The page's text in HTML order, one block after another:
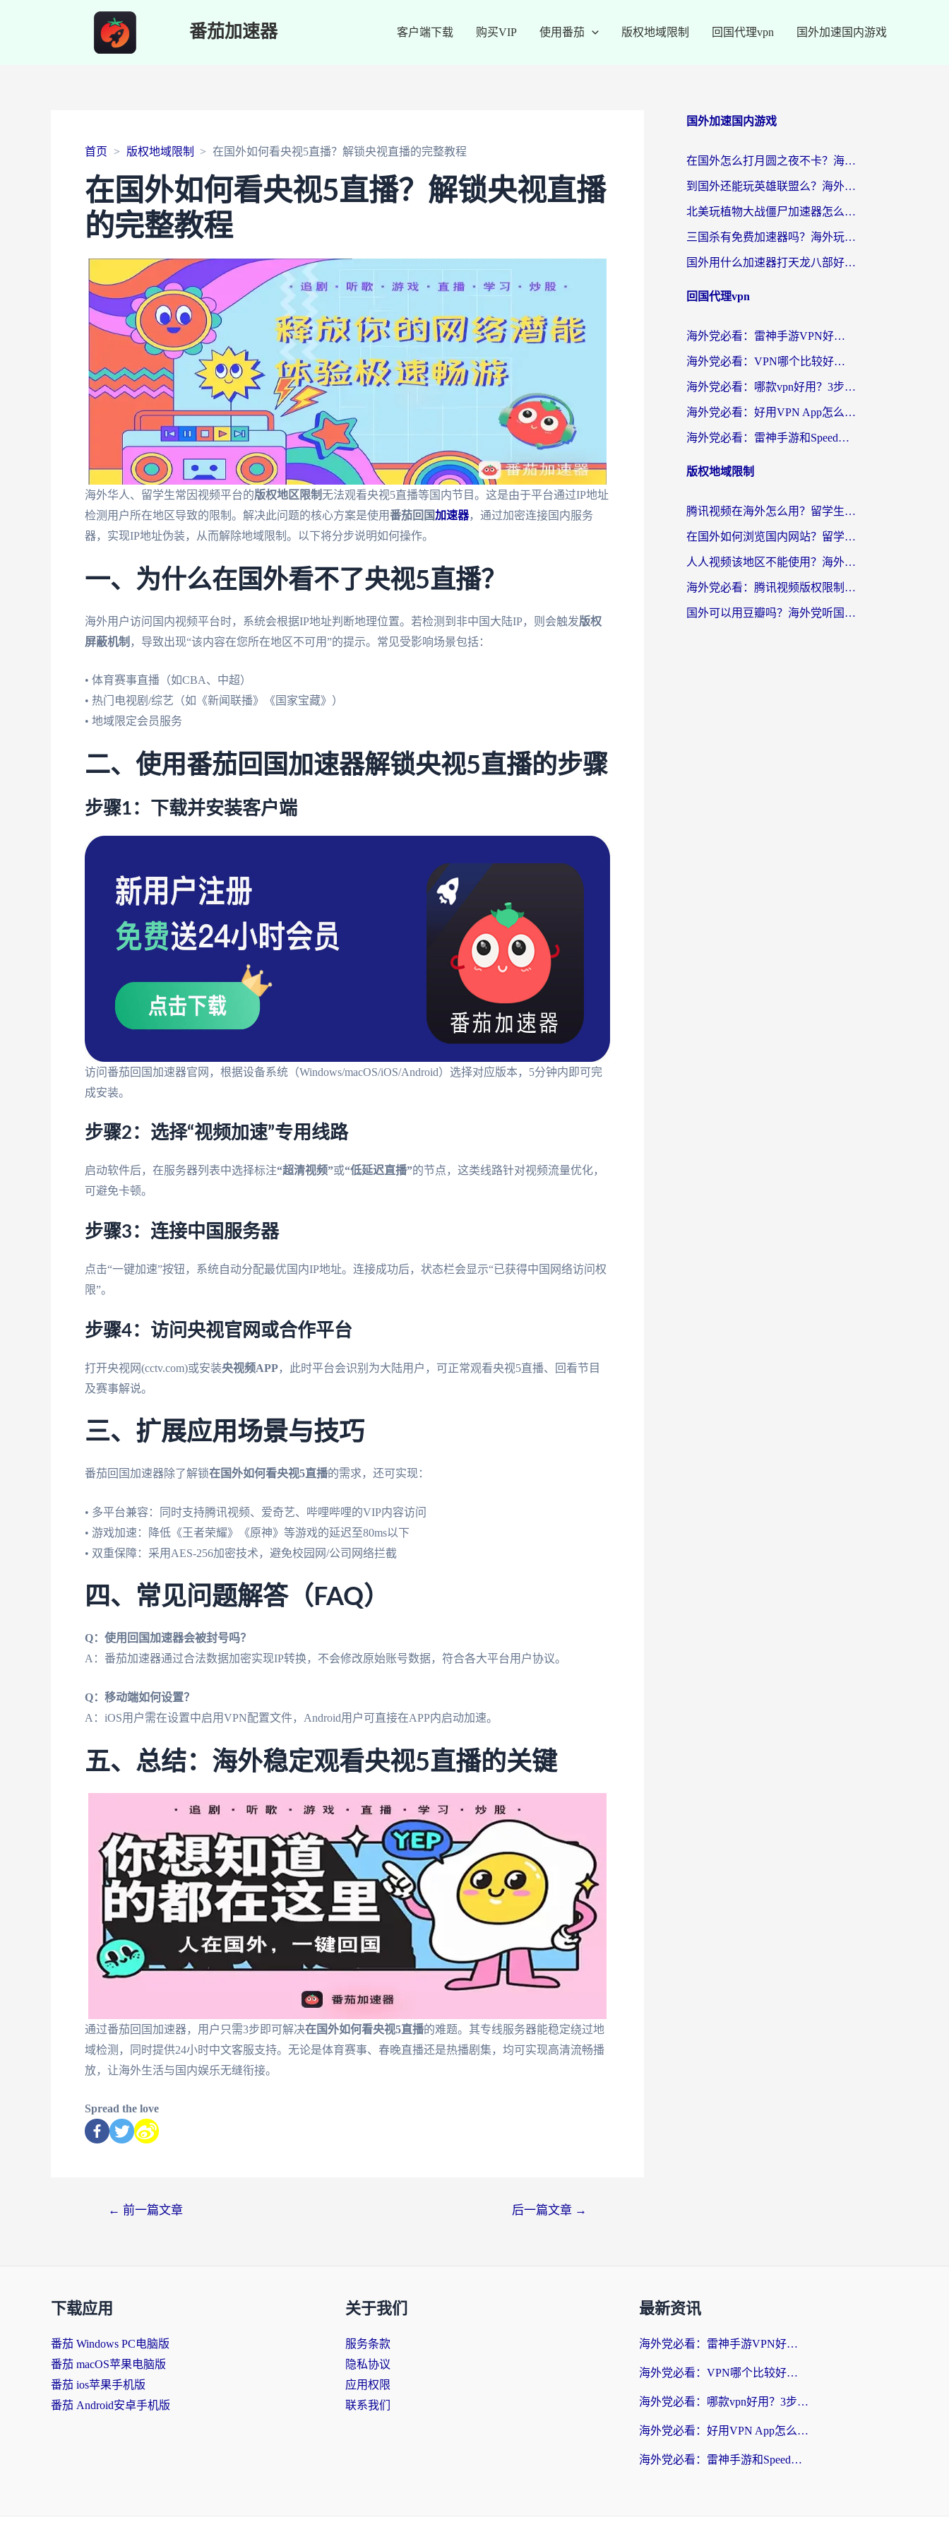
番茄加速器 客户端下载 购买VIP 使用番茄 版权地域限制 回国代理vpn 国外加速国内游戏
首页 版权地域限制 在国外如何看央视5直播？解锁央视直播的完整教程
在国外如何看央视5直播？解锁央视直播
的完整教程
海外华人、留学生常因视频平台的版权地区限制无法观看央视5直播等国内节目。这是由于平台通过IP地址
检测用户所在地区导致的限制。解决此问题的核心方案是使用番茄回国加速器，通过加密连接国内服务
器，实现IP地址伪装，从而解除地域限制。以下将分步说明如何操作。
一、为什么在国外看不了央视5直播？
海外用户访问国内视频平台时，系统会根据IP地址判断地理位置。若检测到非中国大陆IP，则会触发版权
屏蔽机制 ，导致出现“该内容在您所在地区不可用”的提示。常见受影响场景包括：
• 体育赛事直播（如CBA、中超）
• 热门电视剧/综艺（如《新闻联播》《国家宝藏》）
• 地域限定会员服务
二、使用番茄回国加速器解锁央视5直播的步骤
步骤1：下载并安装客户端
访问番茄回国加速器官网，根据设备系统（Windows/macOS/iOS/Android）选择对应版本，5分钟内即可完
成安装。
步骤2：选择“视频加速”专用线路
启动软件后，在服务器列表中选择标注“超清视频”或“低延迟直播”的节点，这类线路针对视频流量优化，
可避免卡顿。
步骤3：连接中国服务器
点击“一键加速”按钮，系统自动分配最优国内IP地址。连接成功后，状态栏会显示“已获得中国网络访问权
限”。
步骤4：访问央视官网或合作平台
打开央视网(cctv.com)或安装央视频APP，此时平台会识别为大陆用户，可正常观看央视5直播、回看节目
及赛事解说。
三、扩展应用场景与技巧
番茄回国加速器除了解锁在国外如何看央视5直播的需求，还可实现：
• 多平台兼容：同时支持腾讯视频、爱奇艺、哔哩哔哩的VIP内容访问
• 游戏加速：降低《王者荣耀》《原神》等游戏的延迟至80ms以下
• 双重保障：采用AES-256加密技术，避免校园网/公司网络拦截
四、常见问题解答（FAQ）
Q：使用回国加速器会被封号吗？
A：番茄加速器通过合法数据加密实现IP转换，不会修改原始账号数据，符合各大平台用户协议。
Q：移动端如何设置？
A：iOS用户需在设置中启用VPN配置文件，Android用户可直接在APP内启动加速。
五、总结：海外稳定观看央视5直播的关键
通过番茄回国加速器，用户只需3步即可解决在国外如何看央视5直播的难题。其专线服务器能稳定绕过地
域检测，同时提供24小时中文客服支持。无论是体育赛事、春晚直播还是热播剧集，均可实现高清流畅播
放，让海外生活与国内娱乐无缝衔接。
Spread the love
← 前一篇文章 后一篇文章 →
国外加速国内游戏
在国外怎么打月圆之夜不卡？海外玩家国服游戏加速终极指南（附巴西英国游戏适配方案）
到国外还能玩英雄联盟么？海外玩家国服游戏畅玩终极指南
北美玩植物大战僵尸加速器怎么选？2026海外党必看的国服游戏加速指南
三国杀有免费加速器吗？海外玩家国服畅玩终极指南（附泰国南非专属解决方案）
国外用什么加速器打天龙八部好？2026海外玩家国服游戏加速全攻略
回国代理vpn
海外党必看：雷神手游VPN好用吗？和天速回国VPN对比哪个回国效果更好？附实用加速器选择指南
海外党必看：VPN哪个比较好用？3分钟找到适合你的回国加速方案
海外党必看：哪款vpn好用？3步选对回国加速器，无缝刷剧玩游戏
海外党必看：好用VPN App怎么选？3步教你无缝访问国内资源
海外党必看：雷神手游和SpeedCN好用吗？3招选对回国加速器无缝刷国内资源
版权地域限制
腾讯视频在海外怎么用？留学生亲测有效的回国加速器攻略
在国外如何浏览国内网站？留学生&海外华人的无缝访问指南
人人视频该地区不能使用？海外党追剧看片的终极解决方案来了
海外党必看：腾讯视频版权限制怎么破？3步让你轻松追剧
国外可以用豆瓣吗？海外党听国内音乐听书的实用指南
下载应用
番茄 Windows PC电脑版
番茄 macOS苹果电脑版
番茄 ios苹果手机版
番茄 Android安卓手机版
关于我们
服务条款
隐私协议
应用权限
联系我们
最新资讯
海外党必看：雷神手游VPN好用吗？和天速回国VPN对比哪个回国效果更好？附实用加速器选择指南
海外党必看：VPN哪个比较好用？3分钟找到适合你的回国加速方案
海外党必看：哪款vpn好用？3步选对回国加速器，无缝刷剧玩游戏
海外党必看：好用VPN App怎么选？3步教你无缝访问国内资源
海外党必看：雷神手游和SpeedCN好用吗？3招选对回国加速器无缝刷国内资源